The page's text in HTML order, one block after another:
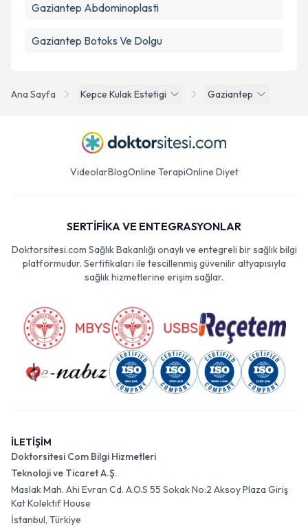
Ana Sayfa Kepce Kulak Estetigi Gaziantep
Gaziantep Abdominoplasti
Gaziantep Botoks Ve Dolgu
VideolarBlogOnline TerapiOnline Diyet
SERTİFİKA VE ENTEGRASYONLAR
Doktorsitesi.com Sağlık Bakanlığı onaylı ve entegreli bir sağlık bilgi
platformudur. Sertifikaları ile tescillenmiş güvenilir altyapısıyla
sağlık hizmetlerine erişim sağlar.
İLETİŞİM
Doktorsitesi Com Bilgi Hizmetleri
Teknoloji ve Ticaret A.Ş.
Maslak Mah. Ahi Evran Cd. A.O.S 55 Sokak No:2 Aksoy Plaza Giriş
Kat Kolektif House
İstanbul, Türkiye